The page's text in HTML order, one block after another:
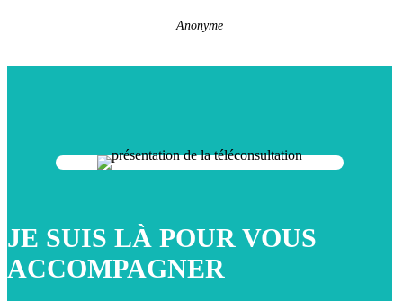
Anonyme
JE SUIS LÀ POUR VOUS
ACCOMPAGNER